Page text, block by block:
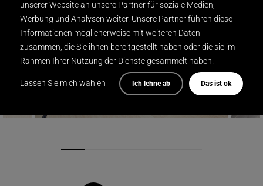
unserer Website an unsere Partner für soziale Medien,
Werbung und Analysen weiter. Unsere Partner führen diese
Informationen möglicherweise mit weiteren Daten
zusammen, die Sie ihnen bereitgestellt haben oder die sie im
Rahmen Ihrer Nutzung der Dienste gesammelt haben.
Lassen Sie mich wählen Ich lehne ab Das ist ok